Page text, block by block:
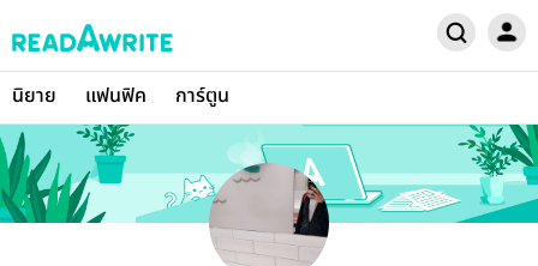
นิยาย แฟนฟิค การ์ตูน